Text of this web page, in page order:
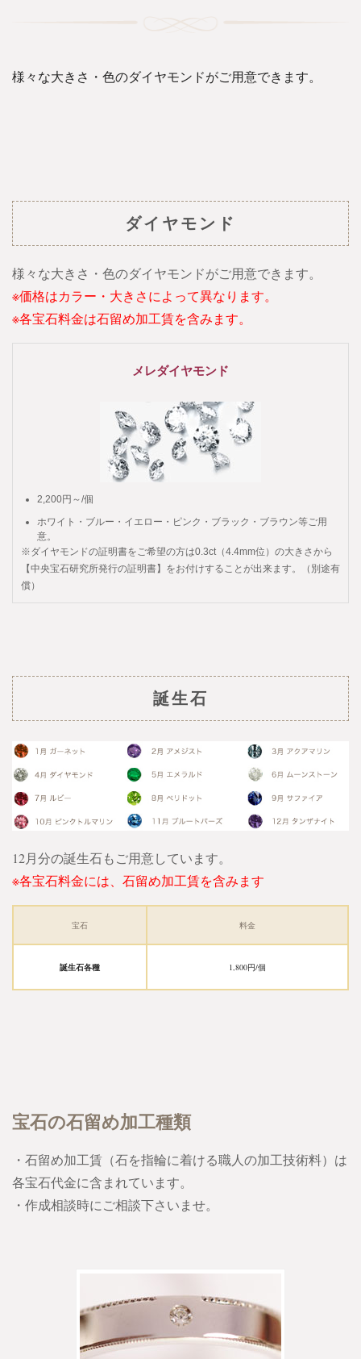
様々な大きさ・色のダイヤモンドがご用意できます。
ダイヤモンド
様々な大きさ・色のダイヤモンドがご用意できます。
※価格はカラー・大きさによって異なります。
※各宝石料金は石留め加工賃を含みます。
メレダイヤモンド
2,200円～/個
ホワイト・ブルー・イエロー・ピンク・ブラック・ブラウン等ご用
意。
※ダイヤモンドの証明書をご希望の方は0.3ct（4.4mm位）の大きさから
【中央宝石研究所発行の証明書】をお付けすることが出来ます。（別途有
償）
誕生石
12月分の誕生石もご用意しています。
※各宝石料金には、石留め加工賃を含みます
宝石 料金
誕生石各種 1,800円/個
宝石の石留め加工種類
・石留め加工賃（石を指輪に着ける職人の加工技術料）は
各宝石代金に含まれています。
・作成相談時にご相談下さいませ。